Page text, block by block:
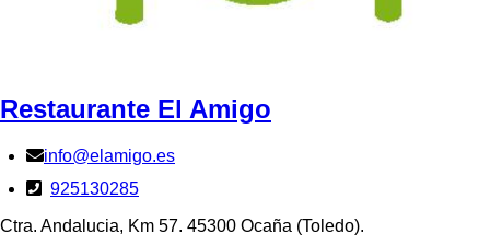
Restaurante El Amigo
info@elamigo.es
925130285
Ctra. Andalucia, Km 57. 45300 Ocaña (Toledo).